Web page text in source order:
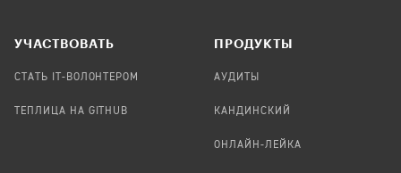
УЧАСТВОВАТЬ
СТАТЬ IT-ВОЛОНТЕРОМ
ТЕПЛИЦА НА GITHUB
ПРОДУКТЫ
АУДИТЫ
КАНДИНСКИЙ
ОНЛАЙН-ЛЕЙКА